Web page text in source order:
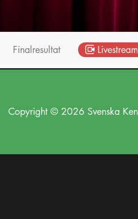
Finalresultat
Copyright © 2026 Svenska